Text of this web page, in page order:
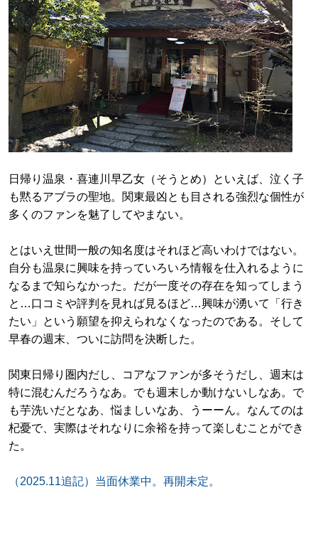
日帰り温泉・喜連川早乙女（そうとめ）といえば、泣く子
も黙るアブラの聖地。関東最凶とも目される強烈な個性が
多くのファンを魅了してやまない。
とはいえ世間一般の知名度はそれほど高いわけではない。
自分も温泉に興味を持っていろいろ情報を仕入れるように
なるまで知らなかった。だが一度その存在を知ってしまう
と…口コミや評判を見れば見るほど…興味が湧いて「行き
たい」という願望を抑えられなくなったのである。そして
早春の週末、ついに訪問を決断した。
関東日帰り圏内だし、コアなファンが多そうだし、週末は
特に混むんだろうなあ。でも週末しか動けないしなあ。で
も芋洗いだとなあ、悩ましいなあ、うーーん。なんてのは
杞憂で、実際はそれなりに余裕を持って楽しむことができ
た。
（2025.11追記）当面休業中。再開未定。